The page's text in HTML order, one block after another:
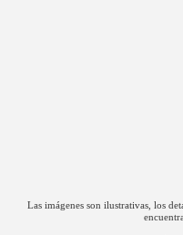
Las imágenes son ilustrativas, los